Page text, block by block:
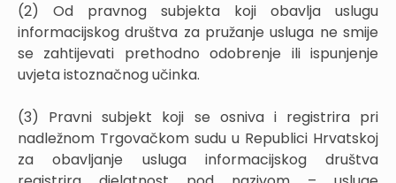
(2) Od pravnog subjekta koji obavlja uslugu
informacijskog društva za pružanje usluga ne smije
se zahtijevati prethodno odobrenje ili ispunjenje
uvjeta istoznačnog učinka.
(3) Pravni subjekt koji se osniva i registrira pri
nadležnom Trgovačkom sudu u Republici Hrvatskoj
za obavljanje usluga informacijskog društva